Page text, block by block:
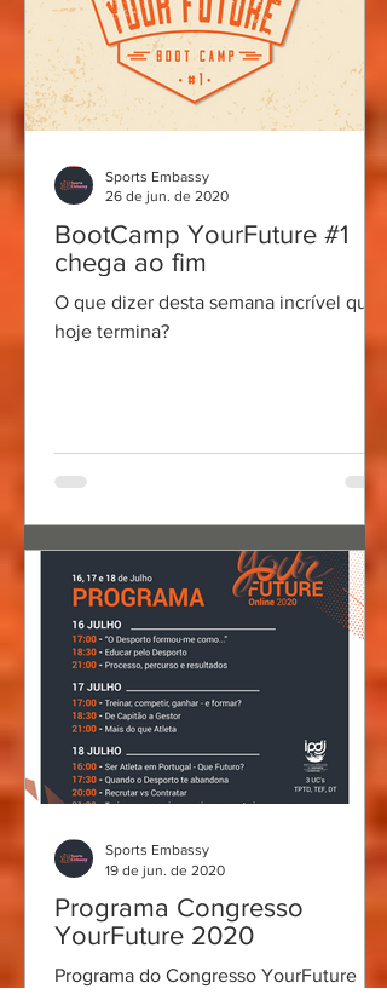
BootCamp YourFuture #1
chega ao fim
O que dizer desta semana incrível que
hoje termina?
Sports Embassy
26 de jun. de 2020
Programa Congresso
YourFuture 2020
Programa do Congresso YourFuture
Sports Embassy
19 de jun. de 2020